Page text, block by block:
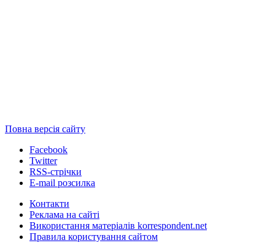
Повна версія сайту
Facebook
Twitter
RSS-стрічки
E-mail розсилка
Контакти
Реклама на сайті
Використання матеріалів korrespondent.net
Правила користування сайтом